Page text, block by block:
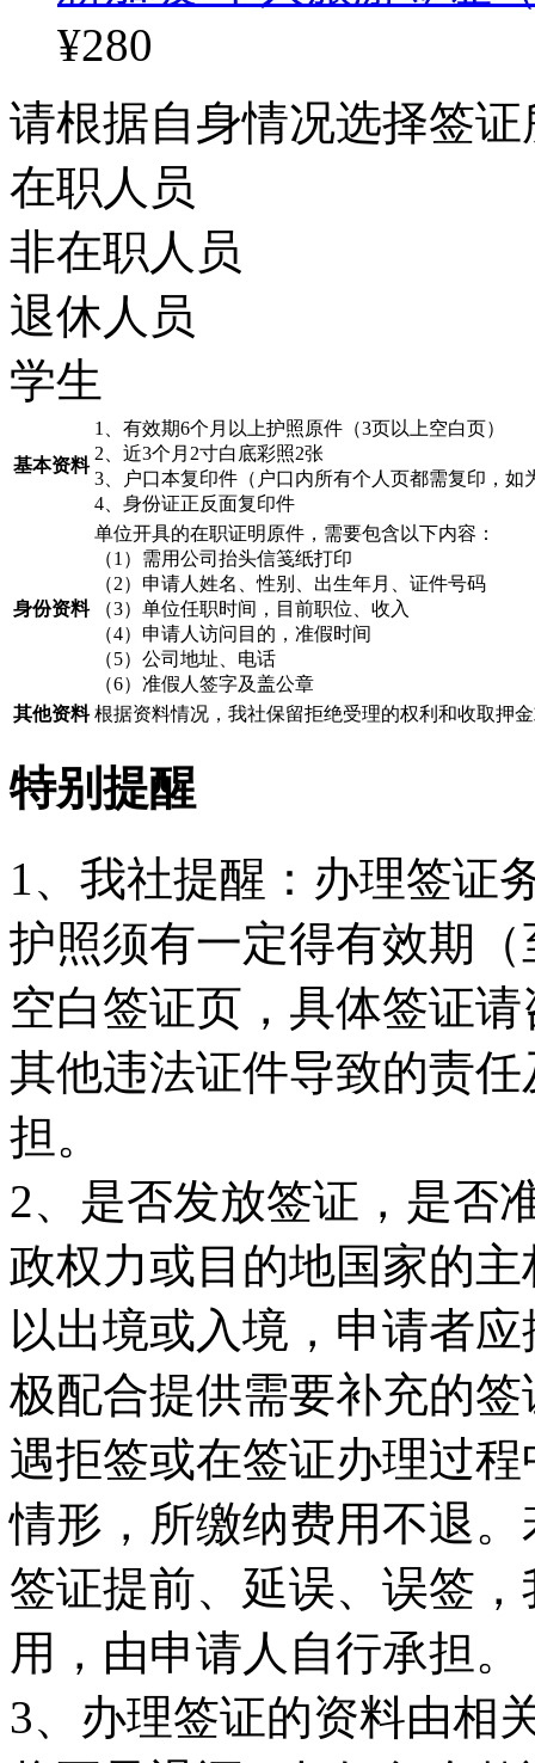
¥280
请根据自身情况选择签
在职人员
非在职人员
退休人员
学生
基本资料
1
、有效期6个月以上护照原件（3页以上空白页）
2 、近3个月2寸白底彩照2张
3 、户口本复印件（户口内所有个人页都需复印，
4 、身份证正反面复印件
身份资料
单位开具的在职证明原件，需要包含以下内容：
（1）需用公司抬头信笺纸打印
（2）申请人姓名、性别、出生年月、证件号码
（3）单位任职时间，目前职位、收入
（4）申请人访问目的，准假时间
（5）公司地址、电话
（6）准假人签字及盖公章
其他资料 根据资料情况，我社保留拒绝受理的权利和收取押
特别提醒
1、我社提醒：办理签证
护照须有一定得有效期
空白签证页，具体签证
其他违法证件导致的责
担。
2、是否发放签证，是否
政权力或目的地国家的
以出境或入境，申请者
极配合提供需要补充的
遇拒签或在签证办理过
情形，所缴纳费用不退
签证提前、延误、误签
用，由申请人自行承担。
3、办理签证的资料由相